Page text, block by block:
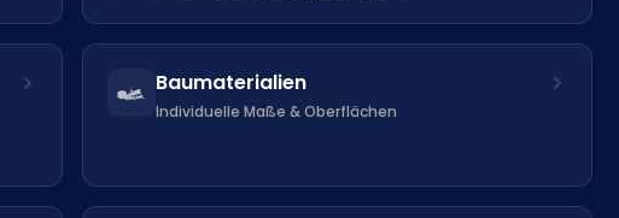
Baumaterialien
Individuelle Maße & Oberflächen